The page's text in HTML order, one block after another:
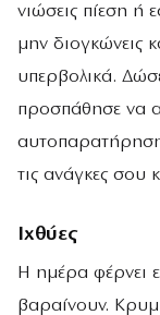
νιώσεις πίεση ή
μην διογκώνεις
υπερβολικά.
προσπάθησε να
τις ανάγκες σου
Ιχθύες
Η ημέρα φέρνει
βαραίνουν.